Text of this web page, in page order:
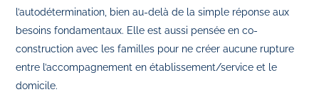
l’autodétermination, bien au‑delà de la simple réponse aux
besoins fondamentaux. Elle est aussi pensée en co-
construction avec les familles pour ne créer aucune rupture
entre l’accompagnement en établissement/service et le
domicile.